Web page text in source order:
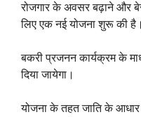
रोजगार के अवसर बढ़ाने और
लिए एक नई योजना शुरू की
बकरी प्रजनन कार्यक्रम के
दिया जायेगा।
योजना के तहत जाति के आधार